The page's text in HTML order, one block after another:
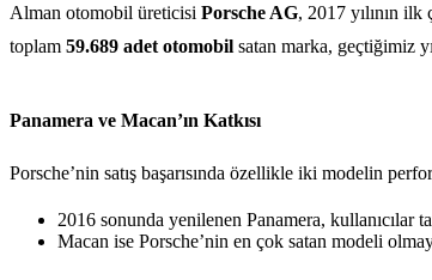
Alman otomobil üreticisi Porsche AG, 2017 yılının ilk
toplam 59.689 adet otomobil satan marka, geçtiğimiz
Panamera ve Macan’ın Katkısı
Porsche’nin satış başarısında özellikle iki modelin
2016 sonunda yenilenen Panamera, kullanıcılar
Macan ise Porsche’nin en çok satan modeli